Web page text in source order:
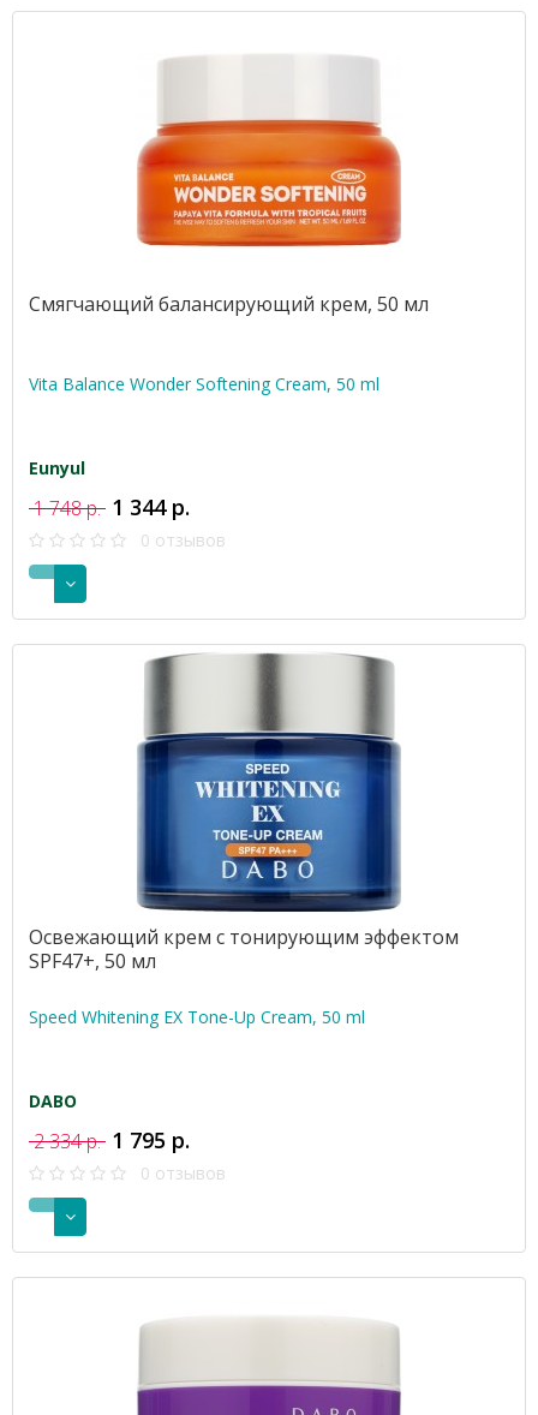
Смягчающий балансирующий крем, 50 мл
Vita Balance Wonder Softening Cream, 50 ml
Eunyul
1 748 р. 1 344 р.
0 отзывов
Освежающий крем с тонирующим эффектом
SPF47+, 50 мл
Speed Whitening EX Tone-Up Cream, 50 ml
DABO
2 334 р. 1 795 р.
0 отзывов